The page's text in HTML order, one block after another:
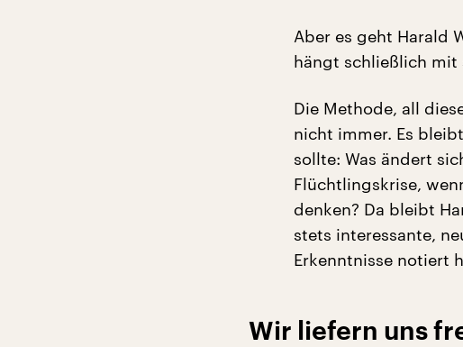
Aber es geht Harald
hängt schließlich mit
Die Methode, all
nicht immer. Es
sollte: Was ändert
Flüchtlingskrise,
denken? Da bleibt
stets interessante,
Erkenntnisse notiert
Wir liefern uns